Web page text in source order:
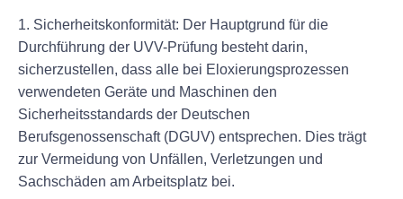
1. Sicherheitskonformität: Der Hauptgrund für die
Durchführung der UVV-Prüfung besteht darin,
sicherzustellen, dass alle bei Eloxierungsprozessen
verwendeten Geräte und Maschinen den
Sicherheitsstandards der Deutschen
Berufsgenossenschaft (DGUV) entsprechen. Dies trägt
zur Vermeidung von Unfällen, Verletzungen und
Sachschäden am Arbeitsplatz bei.